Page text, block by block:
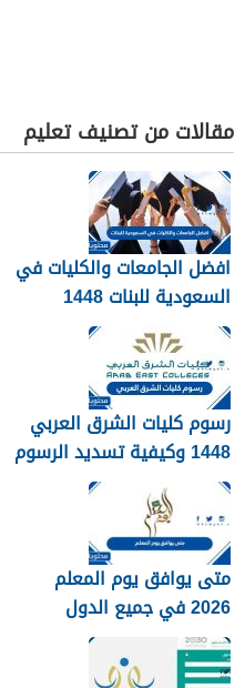
مقالات من تصنيف تعليم
افضل الجامعات والكليات في
السعودية للبنات 1448
رسوم كليات الشرق العربي
1448 وكيفية تسديد الرسوم
متى يوافق يوم المعلم
2026 في جميع الدول
العربية